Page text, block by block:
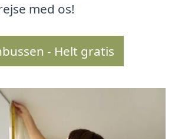
med os!
- Helt gratis